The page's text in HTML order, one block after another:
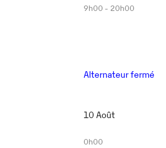
9h00 - 20h00
Alternateur fermé
10 Août
0h00